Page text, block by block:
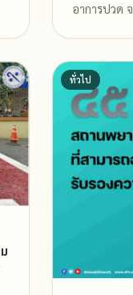
อาการปวด
ทั่วไป